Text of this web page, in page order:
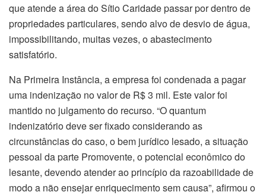
que atende a área do Sítio Caridade passar por dentro de
propriedades particulares, sendo alvo de desvio de água,
impossibilitando, muitas vezes, o abastecimento
satisfatório.
Na Primeira Instância, a empresa foi condenada a pagar
uma indenização no valor de R$ 3 mil. Este valor foi
mantido no julgamento do recurso. “O quantum
indenizatório deve ser fixado considerando as
circunstâncias do caso, o bem jurídico lesado, a situação
pessoal da parte Promovente, o potencial econômico do
lesante, devendo atender ao princípio da razoabilidade de
modo a não ensejar enriquecimento sem causa”, afirmou o